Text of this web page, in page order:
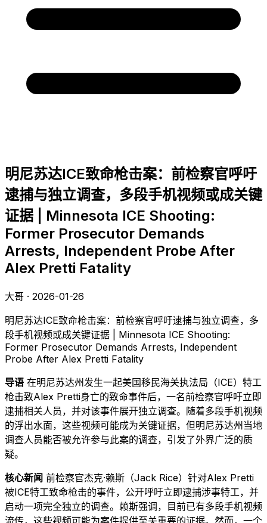
明尼苏达ICE致命枪击案：前检察官呼吁
逮捕与独立调查，多段手机视频或成关键
证据 | Minnesota ICE Shooting:
Former Prosecutor Demands
Arrests, Independent Probe After
Alex Pretti Fatality
大哥 · 2026-01-26
明尼苏达ICE致命枪击案：前检察官呼吁逮捕与独立调查，多
段手机视频或成关键证据 | Minnesota ICE Shooting:
Former Prosecutor Demands Arrests, Independent
Probe After Alex Pretti Fatality
导语 在明尼苏达州发生一起美国移民海关执法局（ICE）特工
枪击致Alex Pretti身亡的致命事件后，一名前检察官呼吁立即
逮捕相关人员，并对该事件展开独立调查。随着多段手机视频
的浮出水面，这些视频可能成为关键证据，但明尼苏达州当地
调查人员能否被允许参与此案的调查，引发了外界广泛的质
疑。
核心新闻 前检察官杰克·赖斯（Jack Rice）针对Alex Pretti
被ICE特工致命枪击的事件，公开呼吁立即逮捕涉事特工，并
启动一项完全独立的调查。赖斯强调，目前已有多段手机视频
流传，这些视频可能为案件提供至关重要的证据。然而，一个